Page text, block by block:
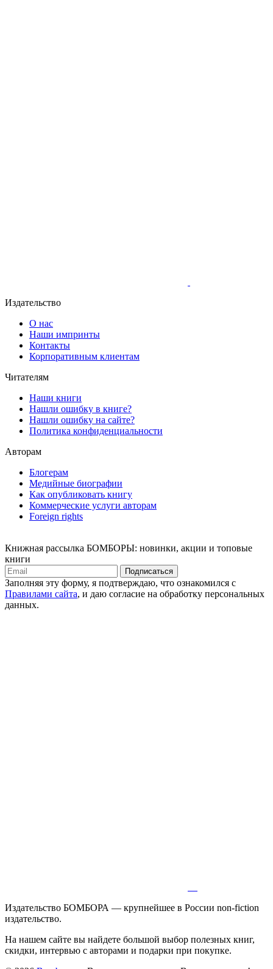
Издательство
О нас
Наши импринты
Контакты
Корпоративным клиентам
Читателям
Наши книги
Нашли ошибку в книге?
Нашли ошибку на сайте?
Политика конфиденциальности
Авторам
Блогерам
Медийные биографии
Как опубликовать книгу
Коммерческие услуги авторам
Foreign rights
Книжная рассылка БОМБОРЫ: новинки, акции и топовые
книги
Подписаться
Заполняя эту форму, я подтверждаю, что ознакомился с
Правилами сайта, и даю согласие на обработку персональных
данных.
Издательство БОМБОРА — крупнейшее в России non-fiction
издательство.
На нашем сайте вы найдете большой выбор полезных книг,
скидки, интервью с авторами и подарки при покупке.